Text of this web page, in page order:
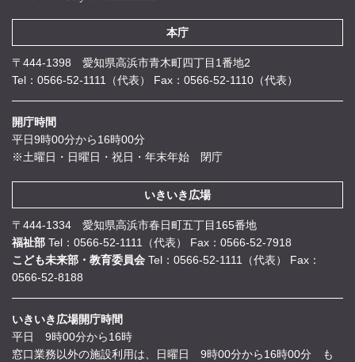
本庁
〒444-1398 愛知県高浜市青木町四丁目1番地2
Tel：0566-52-1111（代表）
Fax：0566-52-1110（代表）
開庁時間
平日9時00分から16時00分
※土曜日・日曜日・祝日・年末年始 閉庁
いきいき広場
〒444-1334 愛知県高浜市春日町五丁目165番地
福祉部 Tel：0566-52-1111（代表）
Fax：0566-52-7918
こども未来部・教育委員会 Tel：0566-52-1111（代表）
Fax：
0566-52-8188
いきいき広場開庁時間
平日 9時00分から16時
窓口業務以外の施設利用は、日曜日 9時00分から16時00分 も